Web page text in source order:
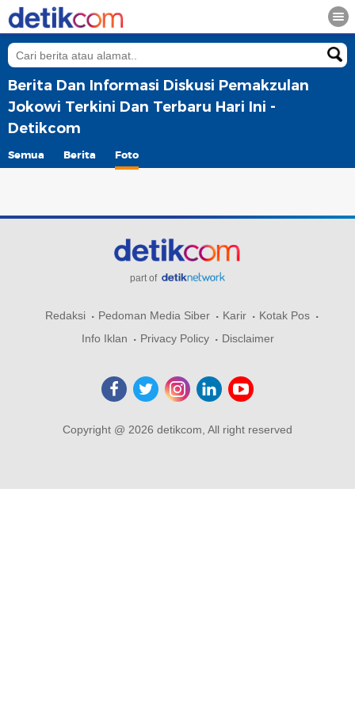
Berita Dan Informasi Diskusi Pemakzulan
Jokowi Terkini Dan Terbaru Hari Ini -
Detikcom
Semua Berita Foto
part of
Redaksi Pedoman Media Siber Karir
Kotak Pos
Info Iklan
Privacy Policy Disclaimer
Copyright @ 2026 detikcom, All right reserved